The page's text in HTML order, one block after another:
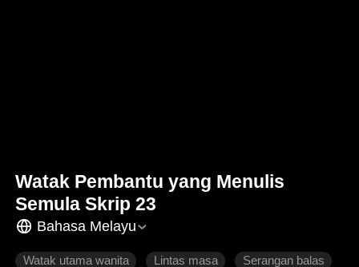
Watak Pembantu yang Menulis
Semula Skrip 23
Bahasa Melayu
Watak utama wanita Lintas masa Serangan balas